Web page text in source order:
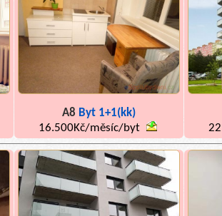
A8 Byt 1+1(kk)
16.500Kč/měsíc/byt